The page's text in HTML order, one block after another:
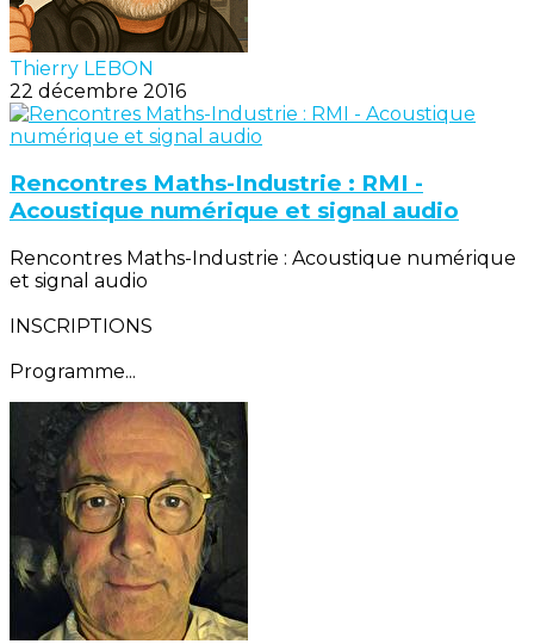
Thierry LEBON
22 décembre 2016
Rencontres Maths-Industrie : RMI -
Acoustique numérique et signal audio
Rencontres Maths-Industrie : Acoustique numérique
et signal audio
INSCRIPTIONS
Programme...